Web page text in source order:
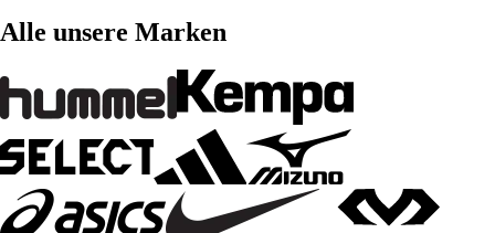
Alle unsere Marken